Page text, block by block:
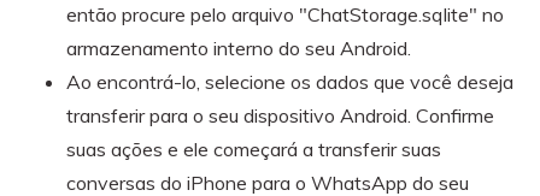
então procure pelo arquivo "ChatStorage.sqlite" no
armazenamento interno do seu Android.
Ao encontrá-lo, selecione os dados que você deseja
transferir para o seu dispositivo Android. Confirme
suas ações e ele começará a transferir suas
conversas do iPhone para o WhatsApp do seu